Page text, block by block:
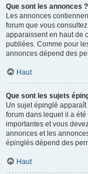
Que sont les annonces ?
Les annonces
forum que vous
apparaissent en haut de
publiées. Comme pour
annonces dépend des
Haut
Que sont les sujets
Un sujet épinglé
forum dans lequel il a
importantes et vous
annonces et les
épinglés dépend des
Haut